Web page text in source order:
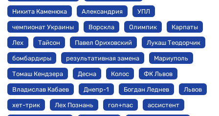
Никита Каменюка Александрия УПЛ
чемпионат Украины Ворскла Олимпик Карпаты
Лех Тайсон Павел Ориховский Лукаш Теодорчик
бомбардиры результативная замена Мариуполь
Томаш Кендзера Десна Колос ФК Львов
Владислав Кабаев Днепр-1 Богдан Леднев Львов
хет-трик Лех Познань гол+пас ассистент